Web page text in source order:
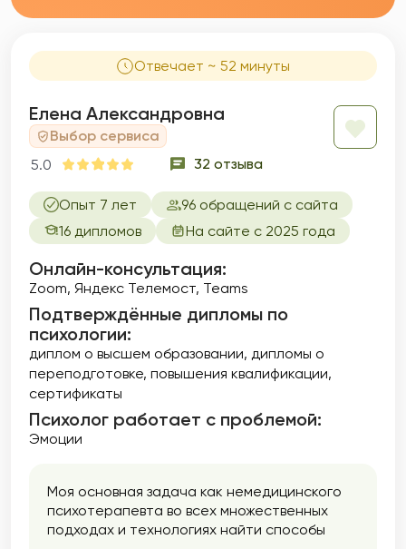
Отвечает ~ 52 минуты
Елена Александровна
Выбор сервиса
5.0
32 отзыва
Опыт 7 лет
96 обращений с сайта
16 дипломов
На сайте с 2025 года
Онлайн-консультация:
Zoom, Яндекс Телемост, Teams
Подтверждённые дипломы по
психологии:
диплом о высшем образовании дипломы о
переподготовке повышения квалификации
сертификаты
Психолог работает с проблемой:
Эмоции
Моя основная задача как немедицинского
психотерапевта во всех множественных
подходах и технологиях найти способы